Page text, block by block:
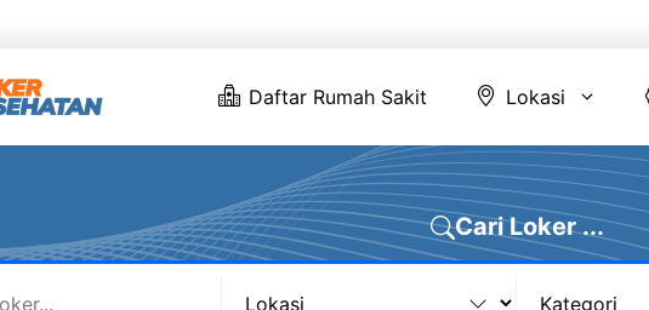
Daftar Rumah Sakit Lokasi
Cari Loker ...